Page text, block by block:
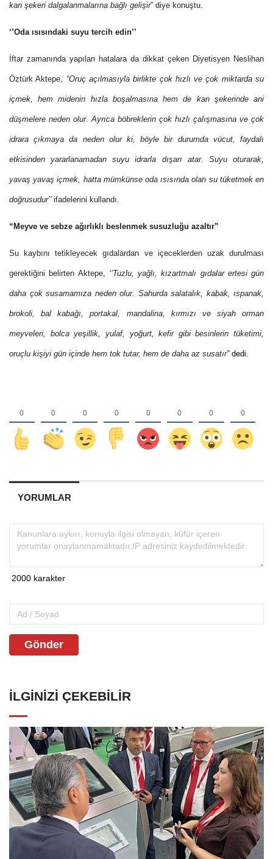
kan şekeri dalgalanmalarına bağlı gelişir” diye konuştu.
‘’Oda ısısındaki suyu tercih edin’’
İftar zamanında yapılan hatalara da dikkat çeken Diyetisyen Neslihan
Öztürk Aktepe, “Oruç açılmasıyla birlikte çok hızlı ve çok miktarda su
içmek, hem midenin hızla boşalmasına hem de kan şekerinde ani
düşmelere neden olur. Ayrıca böbreklerin çok hızlı çalışmasına ve çok
idrara çıkmaya da neden olur ki, böyle bir durumda vücut, faydalı
etkisinden yararlanamadan suyu idrarla dışarı atar. Suyu oturarak,
yavaş yavaş içmek, hatta mümkünse oda ısısında olan su tüketmek en
doğrusudur’’ ifadelerini kullandı.
“Meyve ve sebze ağırlıklı beslenmek susuzluğu azaltır”
Su kaybını tetikleyecek gıdalardan ve içeceklerden uzak durulması
gerektiğini belirten Aktepe, ‘’Tuzlu, yağlı, kızartmalı gıdalar ertesi gün
daha çok susamamıza neden olur. Sahurda salatalık, kabak, ıspanak,
brokoli, bal kabağı, portakal, mandalina, kırmızı ve siyah orman
meyveleri, bolca yeşillik, yulaf, yoğurt, kefir gibi besinlerin tüketimi,
oruçlu kişiyi gün içinde hem tok tutar, hem de daha az susatır” dedi.
YORUMLAR
Gönder
İLGINIZI ÇEKEBILIR